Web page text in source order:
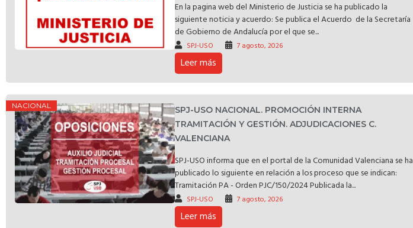
En la pagina web del Ministerio de Justicia se ha publicado la
siguiente noticia y acuerdo: Se publica el Acuerdo de la Secretaría
de Gobierno de Andalucía por el que se...
SPJ-USO 7 agosto, 2026
Leer más
NACIONAL
SPJ-USO NACIONAL. PROMOCIÓN INTERNA
TRAMITACIÓN Y GESTIÓN. ADJUDICACIONES C.
VALENCIANA
SPJ-USO informa que en el portal de la Comunidad Valenciana se ha
publicado lo siguiente en relación a los proceso que se indican:
Tramitación PA - Orden PJC/150/2024 Publicada la...
SPJ-USO 7 agosto, 2026
Leer más